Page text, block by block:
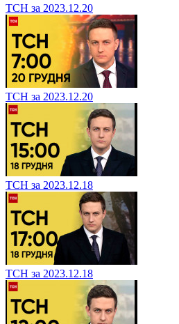
ТСН за 2023.12.20
ТСН за 2023.12.20
ТСН за 2023.12.18
ТСН за 2023.12.18